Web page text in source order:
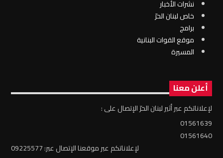
نشرات الأخبار
خاص لبنان الحرّ
برامج
موقع القوات البنانية
المسيرة
أعلن معنا
لإعلاناتكم عبر أثير لبنان الحرّ الإتصال على :
01561639
01561640
لإعلاناتكم عبر موقعنا الإتصال عبر: 09225577